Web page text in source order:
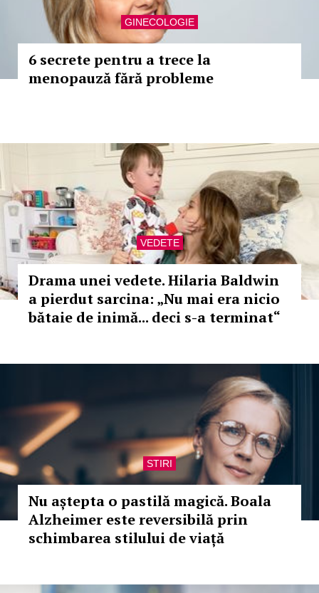
GINECOLOGIE
6 secrete pentru a trece la
menopauză fără probleme
VEDETE
Drama unei vedete. Hilaria Baldwin
a pierdut sarcina: „Nu mai era nicio
bătaie de inimă... deci s-a terminat“
STIRI
Nu aștepta o pastilă magică. Boala
Alzheimer este reversibilă prin
schimbarea stilului de viață